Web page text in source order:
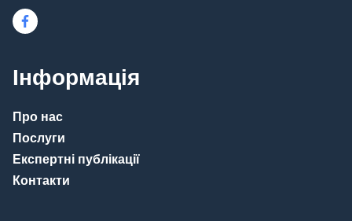
Інформація
Про нас
Послуги
Експертні публікації
Контакти